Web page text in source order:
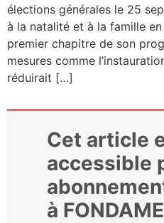
élec­tions géné­rales le 25
à la nata­li­té et à la famille
pre­mier cha­pitre de son
mesures comme
réduirait […]
Cet article
accessible
à